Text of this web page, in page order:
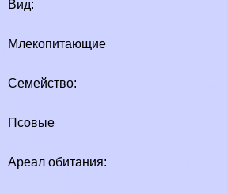
Вид:
Млекопитающие
Семейство:
Псовые
Ареал обитания: